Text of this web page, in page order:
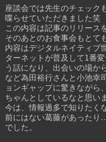
座談会では先生のチェック
喋らせていただきました笑
この内容は記事のリリース
そのあとのお食事会もとて
内容はデジタルネイティブ
ターネットが普及して1番
う話になり、出会いの場か
など為田裕行さんと小池幸
ョンギャップに驚きながら
ちゃんとしているなと思い
今は、情報過多で知りたく
前にはない葛藤があったり
でした。